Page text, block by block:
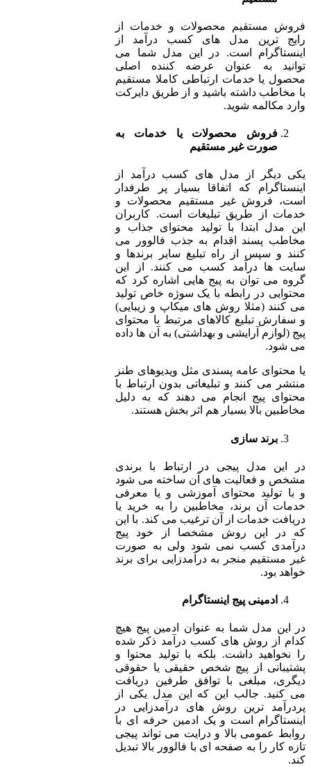
فروش مستقیم محصولات و خدمات از
رایج ترین مدل های کسب درآمد از
اینستاگرام است. در این مدل شما می
توانید به عنوان عرضه کننده اصلی
محصول یا خدمات ارتباطی کاملا مستقیم
با مخاطب داشته باشید و از طریق دایرکت
وارد مکالمه شوید.
فروش محصولات یا خدمات به
صورت غیر مستقیم
یکی دیگر از مدل های کسب درآمد از
اینستاگرام که اتفاقا بسیار پر طرفدار
است، فروش غیر مستقیم محصولات و
خدمات از طریق تبلیغات است. کاربران
این مدل ابتدا با تولید محتوای جذاب و
مخاطب پسند اقدام به جذب فالوور می
کنند و سپس از راه تبلیغ سایر برندها و
سایت ها درآمد کسب می کنند. از این
گروه می توان به پیج هایی اشاره کرد که
محتوایی در رابطه با یک سوژه خاص تولید
می کنند (مثلا روش های میکاپ و زیبایی)
و سفارش تبلیغ کالاهای مرتبط با محتوای
پیج (لوازم آرایشی و بهداشتی) به آن ها داده
می شود.
یا محتوای عامه پسندی مثل ویدیوهای طنز
منتشر می کنند و تبلیغاتی بدون ارتباط با
محتوای پیج انجام می دهند که به دلیل
مخاطبین بالا بسیار هم اثر بخش هستند.
برند سازی
در این مدل پیجی در ارتباط با برندی
مشخص و فعالیت های آن ساخته می شود
و با تولید محتوای آموزشی و یا معرفی
خدمات آن برند، مخاطبین را به خرید یا
دریافت خدمات از آن ترغیب می کند. با این
که در این روش مشخصا از خود پیج
درآمدی کسب نمی شود ولی به صورت
غیر مستقیم منجر به درآمدزایی برای برند
خواهد بود.
ادمینی پیج اینستاگرام
در این مدل شما به عنوان ادمین پیج هیچ
کدام از روش های کسب درآمد ذکر شده
را نخواهید داشت. بلکه با تولید محتوا و
پشتیبانی از پیچ شخص حقیقی یا حقوقی
دیگری، مبلغی با توافق طرفین دریافت
می کنید. جالب این که این مدل یکی از
پردرآمد ترین روش های درآمدزایی در
اینستاگرام است و یک ادمین حرفه ای با
روابط عمومی بالا و درایت می تواند پیجی
تازه کار را به صفحه ای با فالوور بالا تبدیل
کند.